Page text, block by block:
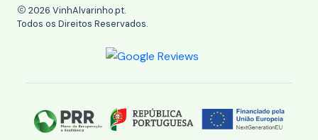
2026 VinhAlvarinho.pt.
Todos os Direitos Reservados.